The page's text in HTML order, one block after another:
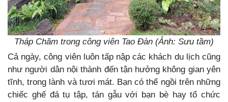
Tháp Chăm trong công viên Tao Đàn (Ảnh: Sưu tầm)
Cả ngày, công viên luôn tấp nập các khách du lịch cũng
như người dân nội thành đến tận hưởng không gian yên
tĩnh, trong lành và tươi mát. Bạn có thể ngồi trên những
chiếc ghế đá tụ tập, tán gẫu với bạn bè hay tổ chức